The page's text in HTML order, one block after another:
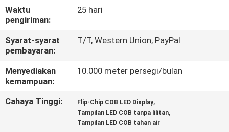
BERITA
PETA
SITUS
PRIBADI
Waktu
pengiriman:
25 hari
Syarat-syarat
pembayaran:
T/T, Western Union, PayPal
Menyediakan
kemampuan:
10.000 meter persegi/bulan
Cahaya Tinggi: Flip-Chip COB LED Display,
Tampilan LED COB tanpa lilitan,
Tampilan LED COB tahan air